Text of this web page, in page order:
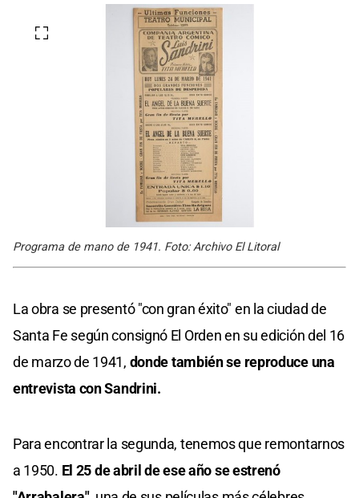
Programa de mano de 1941. Foto: Archivo El Litoral
La obra se presentó "con gran éxito" en la ciudad de
Santa Fe según consignó El Orden en su edición del 16
de marzo de 1941, donde también se reproduce una
entrevista con Sandrini.
Para encontrar la segunda, tenemos que remontarnos
a 1950. El 25 de abril de ese año se estrenó